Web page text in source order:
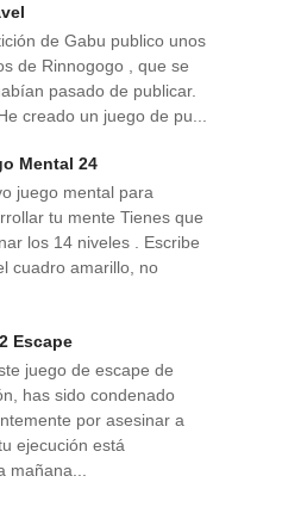
de Gabu publico unos
de Rinnogogo , que se
pasado de publicar.
creado un juego de pu...
Mental 24
juego mental para
tu mente Tienes que
los 14 niveles . Escribe
cuadro amarillo, no
Escape
juego de escape de
has sido condenado
por asesinar a
ejecución está
mañana...